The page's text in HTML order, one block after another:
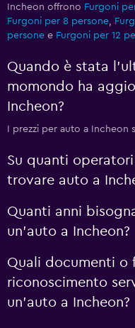
Incheon offrono Furgoni
Furgoni per 8 persone,
persone e Furgoni per 12
Quando è stata
momondo ha
Incheon?
I prezzi per auto a
Su quanti
trovare auto a
Quanti anni
un'auto a Incheon?
Quali documenti o
riconoscimento
un'auto a Incheon?